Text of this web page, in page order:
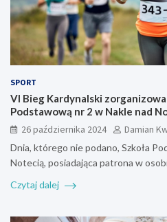
SPORT
VI Bieg Kardynalski
Podstawową nr 2 w Nakle nad
26 października 2024
Damian
Dnia, którego nie podano, Szkoła
Notecią, posiadająca patrona w
Czytaj dalej